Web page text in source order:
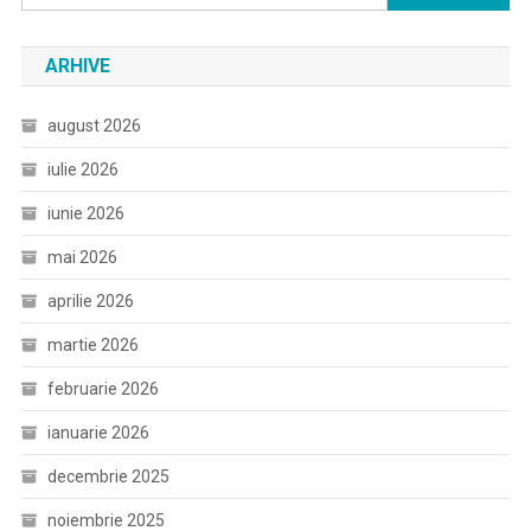
după:
ARHIVE
august 2026
iulie 2026
iunie 2026
mai 2026
aprilie 2026
martie 2026
februarie 2026
ianuarie 2026
decembrie 2025
noiembrie 2025